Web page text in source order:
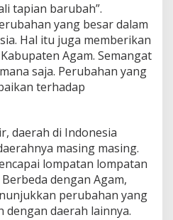
tapian barubah”.
yang besar dalam
Hal itu juga memberikan
Agam. Semangat
saja. Perubahan yang
terhadap
daerah di Indonesia
masing masing.
lompatan lompatan
dengan Agam,
perubahan yang
daerah lainnya.